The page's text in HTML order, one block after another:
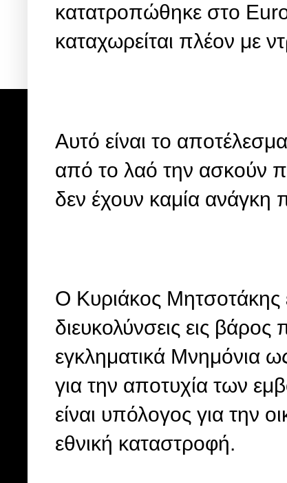
κατατροπώθηκε στο Euro
καταχωρείται πλέον με
Αυτό είναι το
από το λαό την ασκούν
δεν έχουν καμία ανάγκη
Ο Κυριάκος Μητσοτάκης
διευκολύνσεις εις
εγκληματικά Μνημόνια
για την αποτυχία των
είναι υπόλογος για την
εθνική καταστροφή.